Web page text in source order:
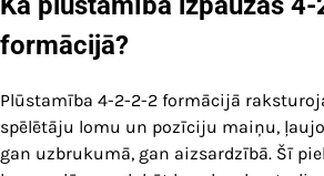
formācijā?
Plūstamība 4-2-2-2 formācijā
spēlētāju lomu un pozīciju maiņu,
gan uzbrukumā, gan aizsardzībā. Šī